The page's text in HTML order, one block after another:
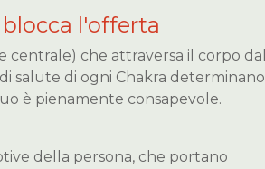
l'offerta
che attraversa il corpo dal
salute di ogni Chakra determinano
è pienamente consapevole.
della persona, che portano